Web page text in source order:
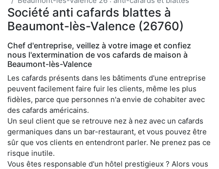
Société anti cafards blattes à
Beaumont-lès-Valence (26760)
Chef d'entreprise, veillez à votre image et confiez
nous l'extermination de vos cafards de maison à
Beaumont-lès-Valence
Les cafards présents dans les bâtiments d'une entreprise
peuvent facilement faire fuir les clients, même les plus
fidèles, parce que personnes n'a envie de cohabiter avec
des cafards américains.
Un seul client que se retrouve nez à nez avec un cafards
germaniques dans un bar-restaurant, et vous pouvez être
sûr que vos clients en entendront parler. Ne prenez pas ce
risque inutile.
Vous êtes responsable d'un hôtel prestigieux ? Alors vous